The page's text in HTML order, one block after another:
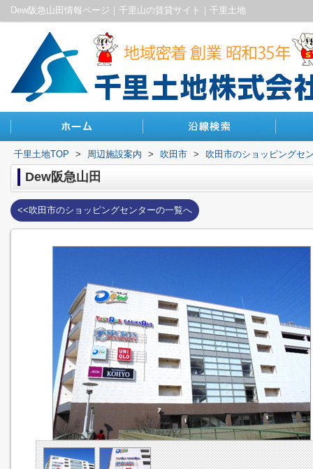
Dew阪急山田情報ページ｜千里山の賃貸サイト｜千里土地
千里土地TOP > 周辺施設案内 > 吹田市 > 吹田市のショッピングセ
Dew阪急山田
<<吹田市のショッピングセンターの一覧へ